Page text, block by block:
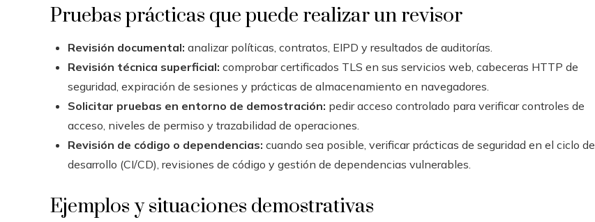
Pruebas prácticas que puede realizar un revisor
Revisión documental: analizar políticas, contratos, EIPD y resultados de auditorías.
Revisión técnica superficial: comprobar certificados TLS en sus servicios web, cabeceras HTTP de
seguridad, expiración de sesiones y prácticas de almacenamiento en navegadores.
Solicitar pruebas en entorno de demostración: pedir acceso controlado para verificar controles de
acceso, niveles de permiso y trazabilidad de operaciones.
Revisión de código o dependencias: cuando sea posible, verificar prácticas de seguridad en el ciclo de
desarrollo (CI/CD), revisiones de código y gestión de dependencias vulnerables.
Ejemplos y situaciones demostrativas